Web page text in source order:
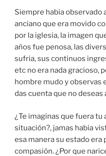
Siempre habia observado
anciano que era movido
por la iglesia, la imagen
años fue penosa, las
sufria, sus continuos
etc no era nada gracioso,
hombre mudo y observas
das cuenta que no deseas
¿Te imaginas que fuera tu
situación?, jamas habia
esa manera su estado era
compasión. ¿Por que